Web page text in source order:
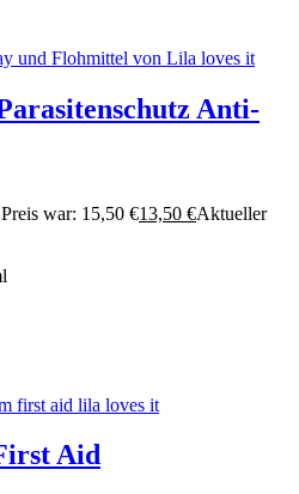
Anti-
war: 15,50 €13,50 €Aktueller
Aid